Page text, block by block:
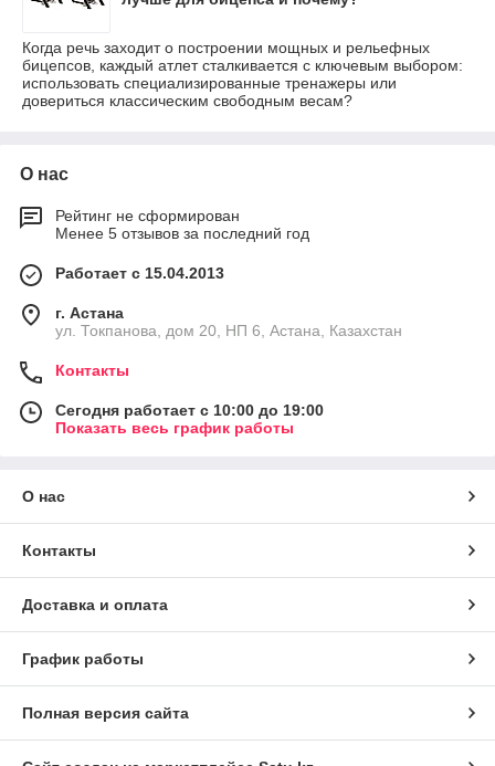
Когда речь заходит о построении мощных и рельефных
бицепсов, каждый атлет сталкивается с ключевым выбором:
использовать специализированные тренажеры или
довериться классическим свободным весам?
О нас
Рейтинг не сформирован
Менее 5 отзывов за последний год
Работает с 15.04.2013
г. Астана
ул. Токпанова, дом 20, НП 6, Астана, Казахстан
Контакты
Сегодня работает с 10:00 до 19:00
Показать весь график работы
О нас
Контакты
Доставка и оплата
График работы
Полная версия сайта